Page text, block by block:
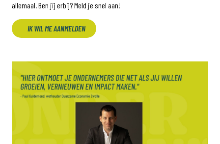
allemaal. Ben jij erbij? Meld je snel aan!
IK WIL ME AANMELDEN